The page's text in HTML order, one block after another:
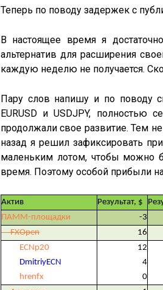
Теперь по поводу задержек с
В настоящее время я
альтернатив для расширения
каждую неделю не получается.
Пару слов напишу и по поводу
EURUSD и USDJPY, полностью
продолжали свое развитие. Тем
назад я решил зафиксировать
маленьким лотом, чтобы можно
время. Поэтому особой прибыли
Актив Результат, $
ПАММ-площадки
-3
FXOpen
16
ECNp20
12
DmitriyECN
4
hrenfx
0